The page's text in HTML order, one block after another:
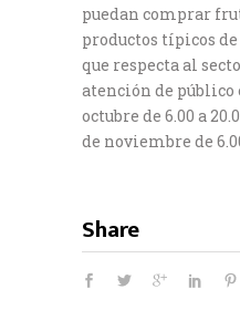
puedan comprar
productos típicos
que respecta al
atención de público
octubre de 6.00 a
de noviembre de
Share